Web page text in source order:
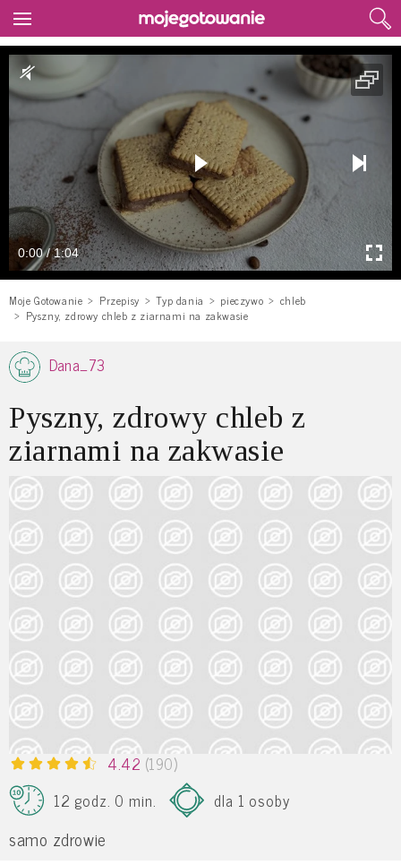
0:00 / 1:04
Moje Gotowanie Przepisy Typ dania pieczywo
chleb
Pyszny, zdrowy chleb z ziarnami na zakwasie
Dana_73
Pyszny, zdrowy chleb z
ziarnami na zakwasie
4.42 (190)
12 godz. 0 min.
dla 1 osoby
samo zdrowie